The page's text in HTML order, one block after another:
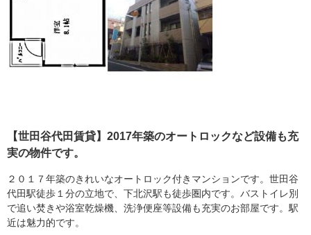
【世田谷代田賃貸】2017年築のオートロックなど設備も充
実の物件です。
２０１７年築のきれいなオートロック付きマンションです。世田谷
代田駅徒歩１分の立地で、下北沢駅も徒歩圏内です。バストイレ別
で追い焚きや浴室乾燥機、洗浄便座等設備も充実のお部屋です。駅
近は魅力的です。